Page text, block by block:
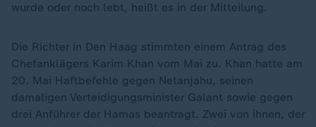
wurde oder noch lebt, heißt es in der Mitteilung.
Die Richter in Den Haag stimmten einem Antrag des
Chefanklägers Karim Khan vom Mai zu. Khan hatte am
20. Mai Haftbefehle gegen Netanjahu, seinen
damaligen Verteidigungsminister Galant sowie gegen
drei Anführer der Hamas beantragt. Zwei von ihnen, der